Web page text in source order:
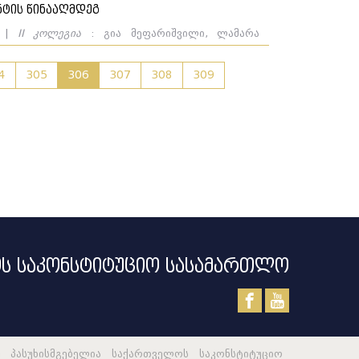
წინააღმდეგ
| II კოლეგია : გია მეფარიშვილი, ლამარა
პრეზიდენტი. შედეგი: არ იქნა
განსახილველად მიუღებლობის საფუძველი:
305 306 307 308
309
საკონსტიტუციო სასამართლო
საქართველოს საკონსტიტუციო